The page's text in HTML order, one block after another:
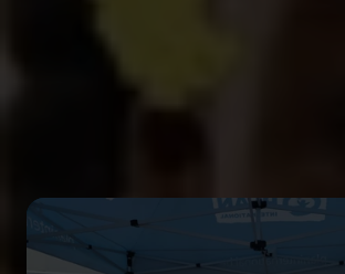
Bekijk ons aanbod, of laten we